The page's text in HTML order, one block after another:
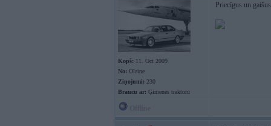
Kopš: 11. Oct 2009
No: Olaine
Ziņojumi: 230
Braucu ar: Ģimenes traktoru
Priecīgus un